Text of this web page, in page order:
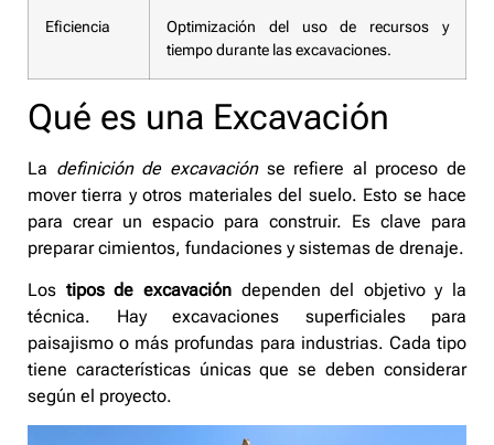
Eficiencia
Optimización del uso de recursos y
tiempo durante las excavaciones.
Qué es una Excavación
La definición de excavaciónse refiere al proceso de
mover tierra y otros materiales del suelo. Esto se hace
para crear un espacio para construir. Es clave para
preparar cimientos, fundaciones y sistemas de drenaje.
Los tipos de excavacióndependen del objetivo y la
técnica. Hay excavaciones superficiales para
paisajismo o más profundas para industrias. Cada tipo
tiene características únicas que se deben considerar
según el proyecto.